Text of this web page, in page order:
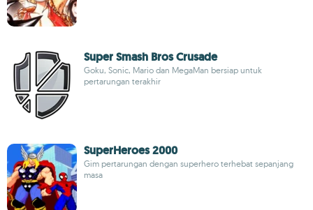
Super Smash Bros Crusade
Goku, Sonic, Mario dan MegaMan bersiap untuk
pertarungan terakhir
SuperHeroes 2000
Gim pertarungan dengan superhero terhebat sepanjang
masa